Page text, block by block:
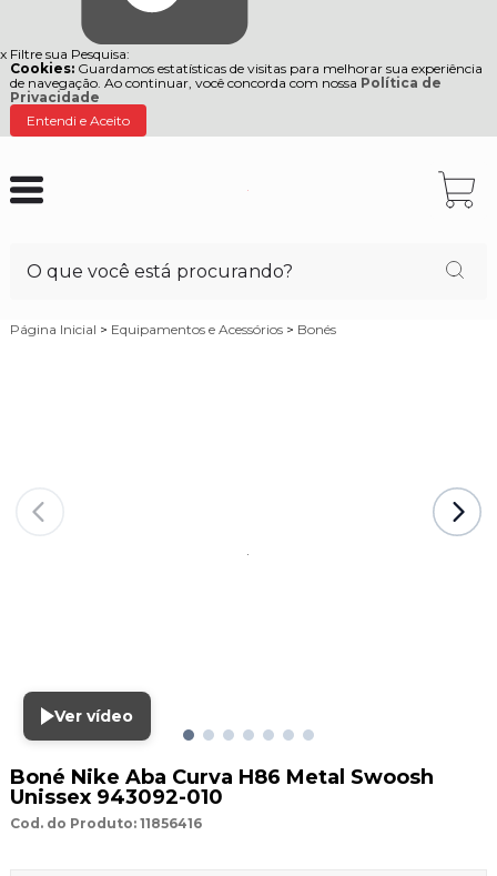
x Filtre sua Pesquisa:
Cookies: Guardamos estatísticas de visitas para melhorar sua experiência
de navegação. Ao continuar, você concorda com nossa Política de
Privacidade
Entendi e Aceito
Página Inicial > Equipamentos e Acessórios > Bonés
Ver vídeo
Boné Nike Aba Curva H86 Metal Swoosh
Unissex 943092-010
Cod. do Produto: 11856416